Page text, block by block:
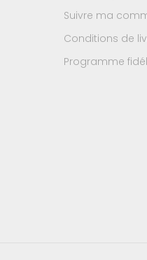
Suivre ma
Conditions de
Programme